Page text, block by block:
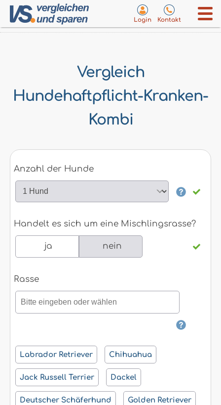
Login Kontakt
Vergleich
Hundehaftpflicht-Kranken-
Kombi
Anzahl der Hunde
Handelt es sich um eine Mischlingsrasse?
ja nein
Rasse
Labrador Retriever Chihuahua
Jack Russell Terrier Dackel
Deutscher Schäferhund Golden Retriever